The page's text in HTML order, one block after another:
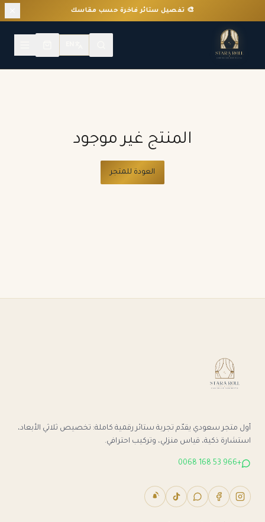
🎨 تفصيل ستائر فاخرة حسب مقاسك
المنتج غير موجود
العودة للمتجر
أول متجر سعودي يقدّم تجربة ستائر رقمية كاملة: تخصيص ثلاثي الأبعاد،
استشارة ذكية، قياس منزلي، وتركيب احترافي.
+966 53 168 0068